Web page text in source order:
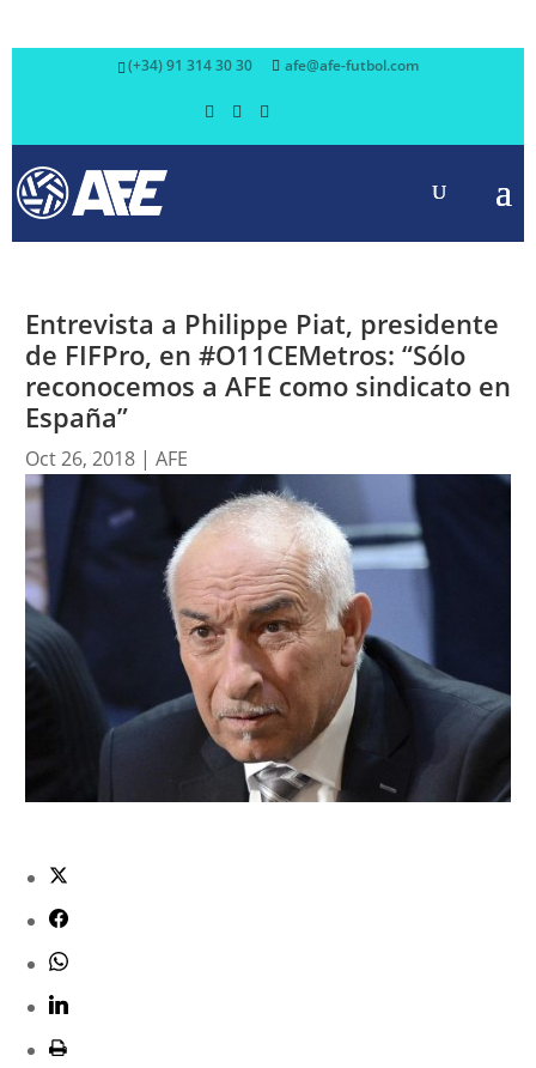
(+34) 91 314 30 30 afe@afe-futbol.com
Entrevista a Philippe Piat, presidente
de FIFPro, en #O11CEMetros: “Sólo
reconocemos a AFE como sindicato en
España”
Oct 26, 2018| AFE